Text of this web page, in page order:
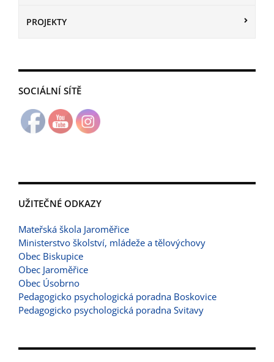
PROJEKTY
SOCIÁLNÍ SÍTĚ
UŽITEČNÉ ODKAZY
Mateřská škola Jaroměřice
Ministerstvo školství, mládeže a tělovýchovy
Obec Biskupice
Obec Jaroměřice
Obec Úsobrno
Pedagogicko psychologická poradna Boskovice
Pedagogicko psychologická poradna Svitavy